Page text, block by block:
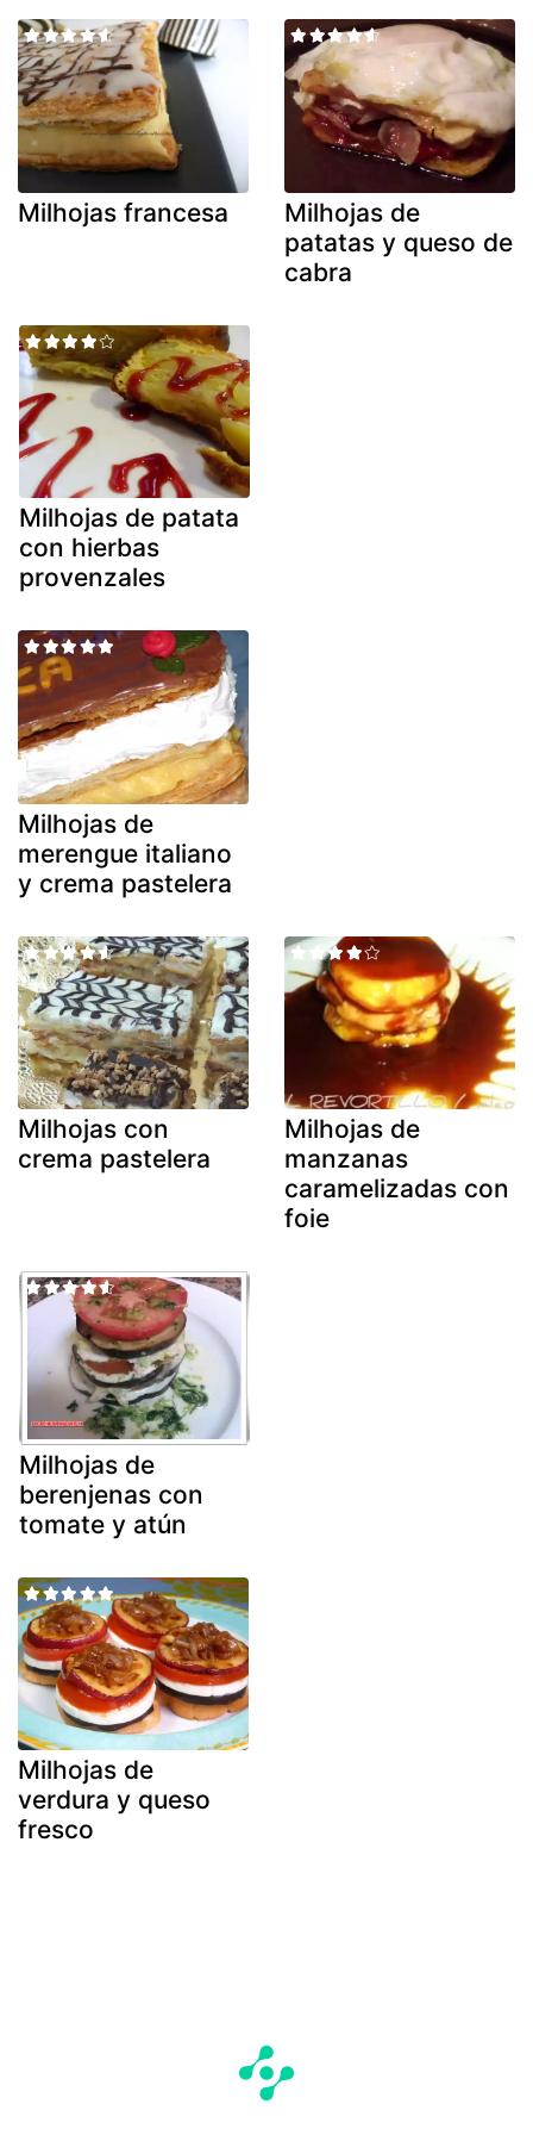
Milhojas francesa
Milhojas de
patatas y queso de
cabra
Milhojas de patata
con hierbas
provenzales
Milhojas de
merengue italiano
y crema pastelera
Milhojas con
crema pastelera
Milhojas de
manzanas
caramelizadas con
foie
Milhojas de
berenjenas con
tomate y atún
Milhojas de
verdura y queso
fresco